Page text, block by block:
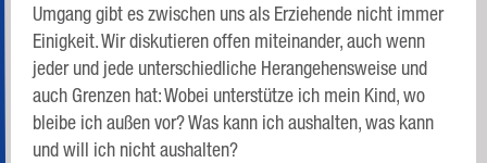
Umgang gibt es zwischen uns als Erziehende nicht immer
Einigkeit. Wir diskutieren offen miteinander, auch wenn
jeder und jede unterschiedliche Herangehensweise und
auch Grenzen hat: Wobei unterstütze ich mein Kind, wo
bleibe ich außen vor? Was kann ich aushalten, was kann
und will ich nicht aushalten?